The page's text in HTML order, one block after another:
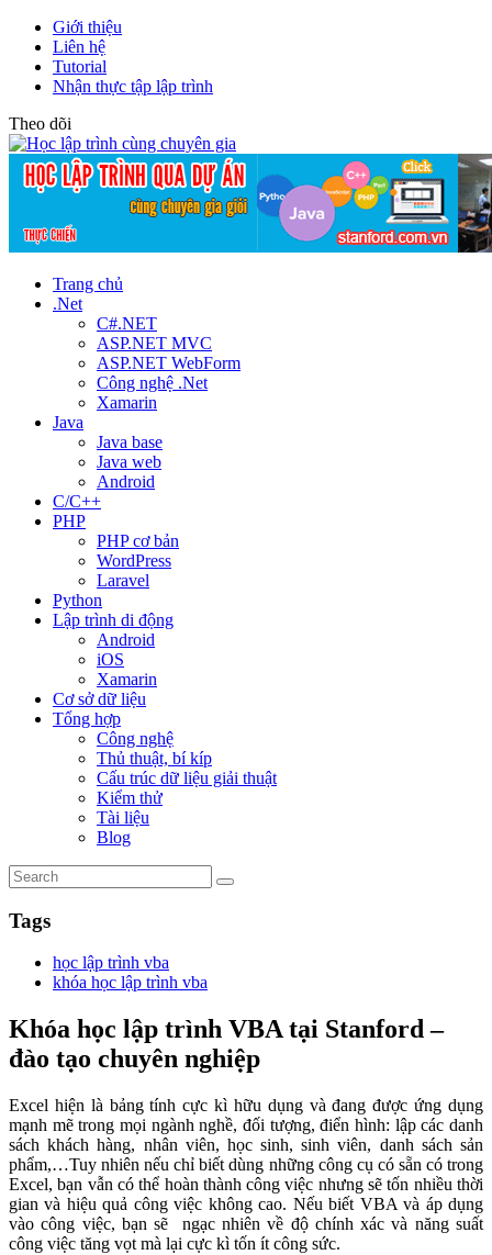
Giới thiệu
Liên hệ
Tutorial
Nhận thực tập lập trình
Theo dõi
Trang chủ
.Net
C#.NET
ASP.NET MVC
ASP.NET WebForm
Công nghệ .Net
Xamarin
Java
Java base
Java web
Android
C/C++
PHP
PHP cơ bản
WordPress
Laravel
Python
Lập trình di động
Android
iOS
Xamarin
Cơ sở dữ liệu
Tổng hợp
Công nghệ
Thủ thuật, bí kíp
Cấu trúc dữ liệu giải thuật
Kiểm thử
Tài liệu
Blog
Tags
học lập trình vba
khóa học lập trình vba
Khóa học lập trình VBA tại Stanford –
đào tạo chuyên nghiệp
Excel hiện là bảng tính cực kì hữu dụng và đang được ứng dụng
mạnh mẽ trong mọi ngành nghề, đối tượng, điển hình: lập các danh
sách khách hàng, nhân viên, học sinh, sinh viên, danh sách sản
phẩm,…Tuy nhiên nếu chỉ biết dùng những công cụ có sẵn có trong
Excel, bạn vẫn có thể hoàn thành công việc nhưng sẽ tốn nhiều thời
gian và hiệu quả công việc không cao. Nếu biết VBA và áp dụng
vào công việc, bạn sẽ ngạc nhiên về độ chính xác và năng suất
công việc tăng vọt mà lại cực kì tốn ít công sức.